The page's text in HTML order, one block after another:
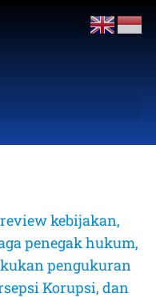
kebijakan,
penegak hukum,
pengukuran
Korupsi, dan